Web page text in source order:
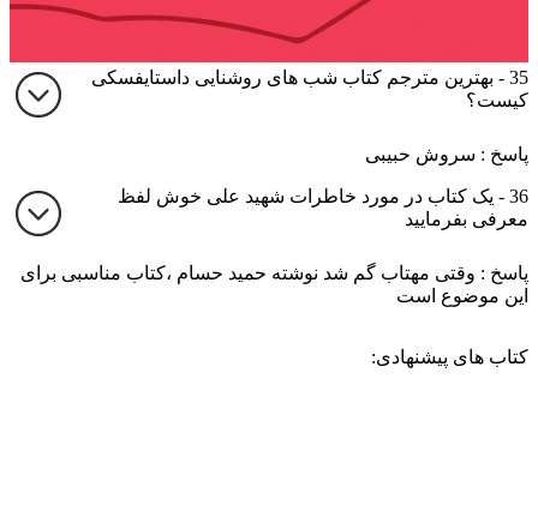
35 - بهترین مترجم کتاب شب های روشنایی داستایفسکی
کیست؟
پاسخ : سروش حبیبی
36 - یک کتاب در مورد خاطرات شهید علی خوش لفظ
معرفی بفرمایید
پاسخ : وقتی مهتاب گم شد نوشته حمید حسام ،کتاب مناسبی برای
این موضوع است
کتاب های پیشنهادی: